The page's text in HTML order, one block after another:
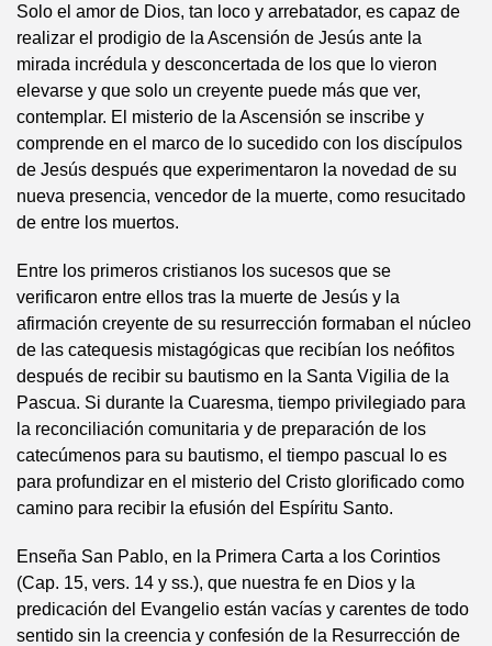
Solo el amor de Dios, tan loco y arrebatador, es capaz de
realizar el prodigio de la Ascensión de Jesús ante la
mirada incrédula y desconcertada de los que lo vieron
elevarse y que solo un creyente puede más que ver,
contemplar. El misterio de la Ascensión se inscribe y
comprende en el marco de lo sucedido con los discípulos
de Jesús después que experimentaron la novedad de su
nueva presencia, vencedor de la muerte, como resucitado
de entre los muertos.
Entre los primeros cristianos los sucesos que se
verificaron entre ellos tras la muerte de Jesús y la
afirmación creyente de su resurrección formaban el núcleo
de las catequesis mistagógicas que recibían los neófitos
después de recibir su bautismo en la Santa Vigilia de la
Pascua. Si durante la Cuaresma, tiempo privilegiado para
la reconciliación comunitaria y de preparación de los
catecúmenos para su bautismo, el tiempo pascual lo es
para profundizar en el misterio del Cristo glorificado como
camino para recibir la efusión del Espíritu Santo.
Enseña San Pablo, en la Primera Carta a los Corintios
(Cap. 15, vers. 14 y ss.), que nuestra fe en Dios y la
predicación del Evangelio están vacías y carentes de todo
sentido sin la creencia y confesión de la Resurrección de